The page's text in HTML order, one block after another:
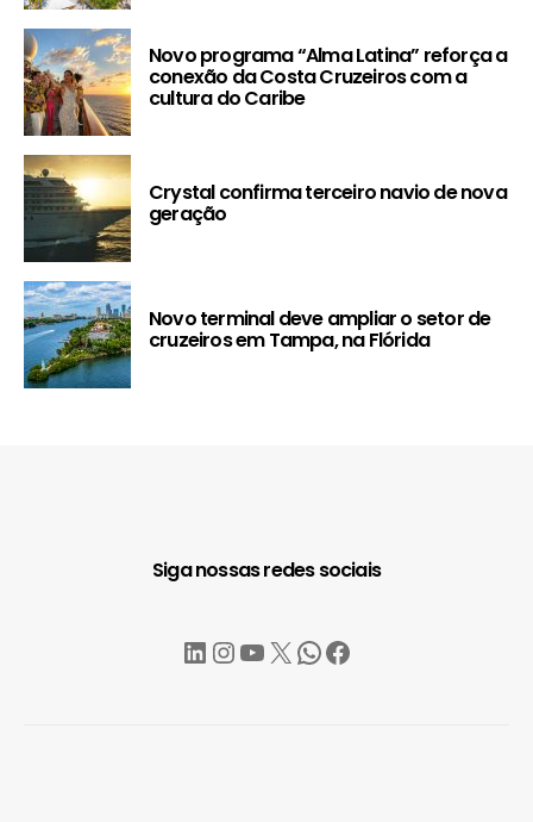
Novo programa “Alma Latina” reforça a
conexão da Costa Cruzeiros com a
cultura do Caribe
Crystal confirma terceiro navio de nova
geração
Novo terminal deve ampliar o setor de
cruzeiros em Tampa, na Flórida
Siga nossas redes sociais
LinkedIn
Instagram
YouTube
X WhatsApp
Facebook